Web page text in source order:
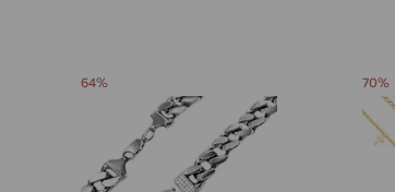
64% 70%
Агинское